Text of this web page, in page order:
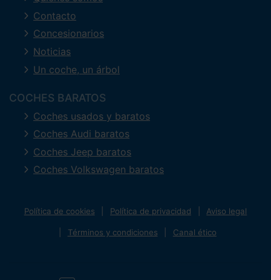
Contacto
Concesionarios
Noticias
Un coche, un árbol
COCHES BARATOS
Coches usados y baratos
Coches Audi baratos
Coches Jeep baratos
Coches Volkswagen baratos
Política de cookies Política de privacidad Aviso legal
Términos y condiciones Canal ético